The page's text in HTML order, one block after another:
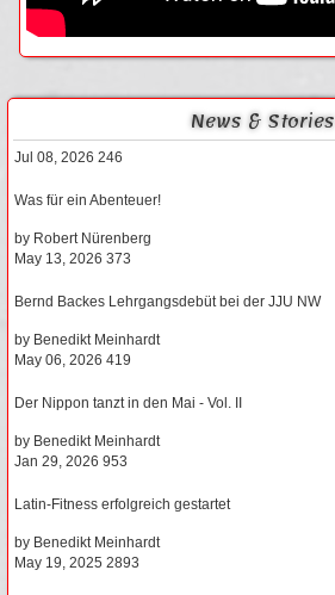
News & Stories
Jul 08, 2026 246
Was für ein Abenteuer!
by Robert Nürenberg
May 13, 2026 373
Bernd Backes Lehrgangsdebüt bei der JJU NW
by Benedikt Meinhardt
May 06, 2026 419
Der Nippon tanzt in den Mai - Vol. II
by Benedikt Meinhardt
Jan 29, 2026 953
Latin-Fitness erfolgreich gestartet
by Benedikt Meinhardt
May 19, 2025 2893